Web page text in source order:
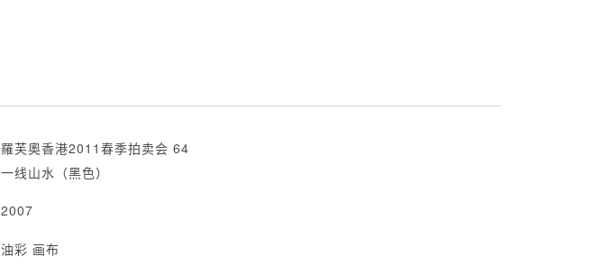
羅芙奧香港2011春季拍卖会 64
一线山水（黑色）
2007
油彩 画布